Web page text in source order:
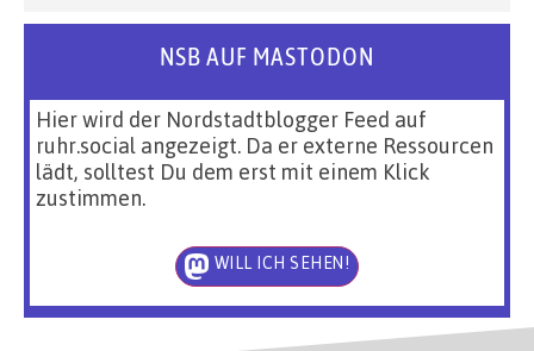
NSB AUF MASTODON
Hier wird der Nordstadtblogger Feed auf
ruhr.social angezeigt. Da er externe Ressourcen
lädt, solltest Du dem erst mit einem Klick
zustimmen.
WILL ICH SEHEN!